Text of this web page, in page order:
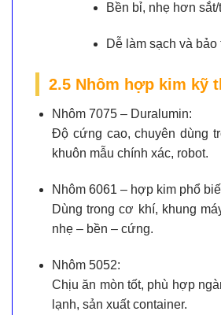
Bền bỉ, nhẹ hơn
Dễ làm sạch và bảo
2.5 Nhôm hợp kim kỹ
Nhôm 7075 – Duralumin:
Độ cứng cao, chuyên dùng
khuôn mẫu chính xác, robot.
Nhôm 6061 – hợp kim phổ
Dùng trong cơ khí, khung
nhẹ – bền – cứng.
Nhôm 5052:
Chịu ăn mòn tốt, phù hợp
lạnh, sản xuất container.